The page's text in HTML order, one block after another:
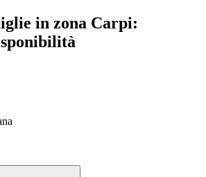
in zona Carpi: